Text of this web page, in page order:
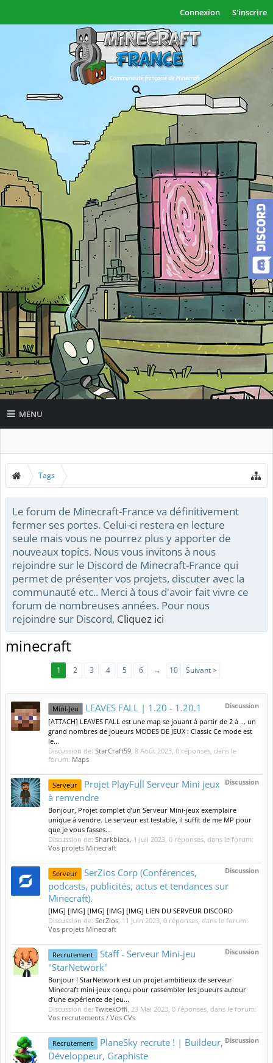
Connexion S'inscrire
MENU
Tags
Le forum de Minecraft-France va définitivement
fermer ses portes. Celui-ci restera en lecture
seule mais vous ne pourrez plus y apporter de
nouveaux topics. Nous vous invitons à nous
rejoindre sur le Discord de Minecraft-France qui
permet de présenter vos projets, discuter avec la
communauté etc.. Merci à tous d'avoir fait vivre ce
forum de nombreuses années. Pour nous
rejoindre sur Discord, Cliquez ici
minecraft
1 2 3 4 5 6 → 10 Suivant >
Discussion
Mini-Jeu LEAVES FALL | 1.20 - 1.20.1
[ATTACH] LEAVES FALL est une map se jouant à partir de 2 à ... un
grand nombres de joueurs MODES DE JEUX : Classic Ce mode est
le...
Discussion de: StarCraft59, 8 Août 2023, 0 réponses, dans le
forum: Maps
Discussion
Serveur
Projet PlayFull Serveur Mini jeux
à renvendre
Bonjour, Projet complet d’un Serveur Mini-jeux exemplaire
unique à vendre. Le serveur est testable, il suffit de me MP pour
que je vous fasses...
Discussion de: Sharkblack, 1 Juil 2023, 0 réponses, dans le forum:
Vos projets Minecraft
Discussion
Serveur
SerZios Corp (Conférences,
podcasts, publicités, actus et tendances sur
Minecraft).
[IMG] [IMG] [IMG] [IMG] [IMG] LIEN DU SERVEUR DISCORD
Discussion de: SerZios, 11 Juin 2023, 0 réponses, dans le forum:
Vos projets Minecraft
Discussion
Recrutement
Staff - Serveur Mini-jeu
"StarNetwork"
Bonjour ! StarNetwork est un projet ambitieux de serveur
Minecraft mini-jeux conçu pour rassembler les joueurs autour
d’une expérience de jeu...
Discussion de: TwitekOffi, 23 Mai 2023, 0 réponses, dans le forum:
Vos recrutements / Vos CVs
Discussion
Recrutement
PlaneSky recrute ! | Buildeur,
Développeur, Graphiste